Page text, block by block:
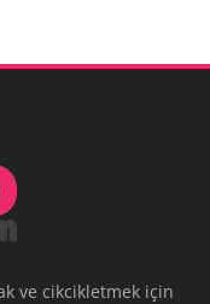
ve cikcikletmek için